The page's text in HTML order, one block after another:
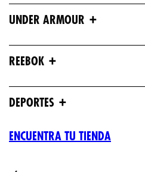
UNDER ARMOUR +
REEBOK +
DEPORTES +
ENCUENTRA TU TIENDA